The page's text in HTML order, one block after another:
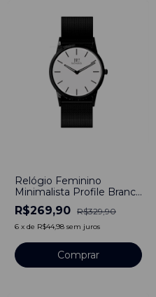
Relógio Feminino
Minimalista Profile Branco
Pulseira de Metal Preto
40 mm
R$269,90 R$329,90
6 x de R$44,98 sem juros
Comprar